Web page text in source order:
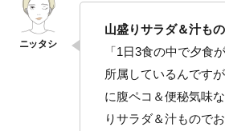
山盛りサラダ＆汁もの
「1日3食の中で夕食
所属しているんです
に腹ペコ＆便秘気味
りサラダ＆汁もので